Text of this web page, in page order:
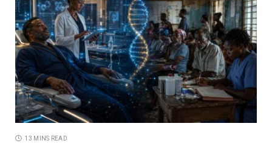
13 MINS READ